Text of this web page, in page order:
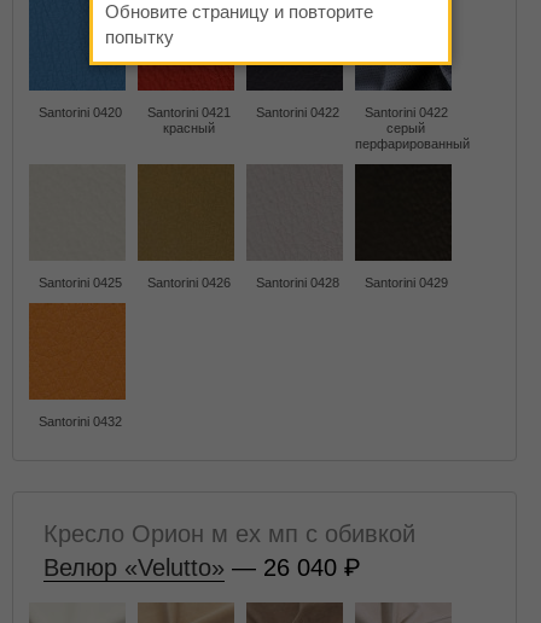
Santorini 0420
Santorini 0421
красный
Santorini 0422
Santorini 0422
серый
перфарированный
Santorini 0425 Santorini 0426 Santorini 0428 Santorini 0429
Santorini 0432
Кресло Орион м ех мп с обивкой
Велюр «Velutto» — 26 040
Обновите страницу и повторите
попытку